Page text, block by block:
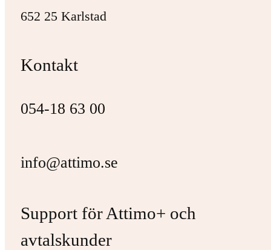
652 25 Karlstad
Kontakt
054-18 63 00
info@attimo.se
Support för Attimo+ och
avtalskunder